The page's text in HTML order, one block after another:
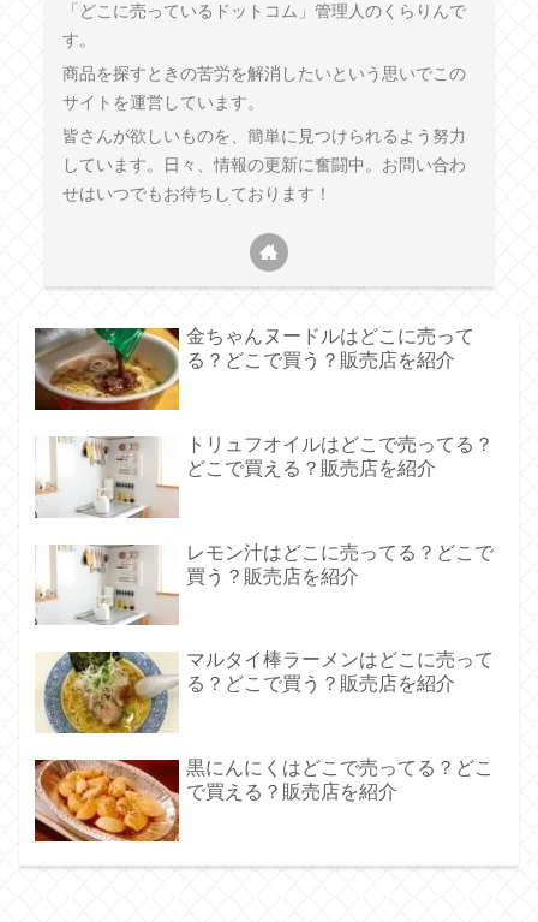
「どこに売っているドットコム」管理人のくらりんで
す。
商品を探すときの苦労を解消したいという思いでこの
サイトを運営しています。
皆さんが欲しいものを、簡単に見つけられるよう努力
しています。日々、情報の更新に奮闘中。お問い合わ
せはいつでもお待ちしております！
金ちゃんヌードルはどこに売って
る？どこで買う？販売店を紹介
トリュフオイルはどこで売ってる？
どこで買える？販売店を紹介
レモン汁はどこに売ってる？どこで
買う？販売店を紹介
マルタイ棒ラーメンはどこに売って
る？どこで買う？販売店を紹介
黒にんにくはどこで売ってる？どこ
で買える？販売店を紹介